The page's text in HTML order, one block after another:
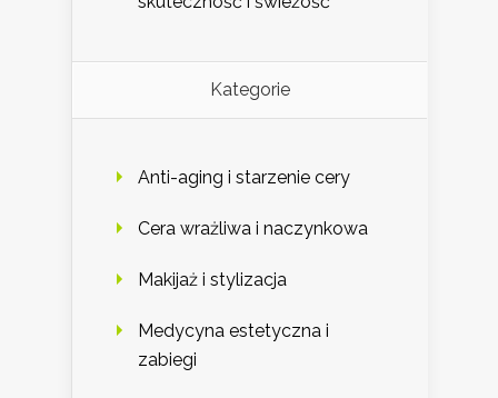
Kategorie
Anti-aging i starzenie cery
Cera wrażliwa i naczynkowa
Makijaż i stylizacja
Medycyna estetyczna i
zabiegi